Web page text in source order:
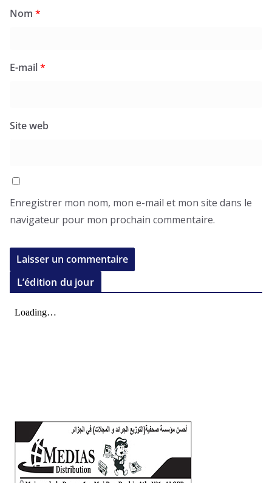
Nom *
E-mail*
Site web
Enregistrer mon nom, mon e-mail et mon site dans le
navigateur pour mon prochain commentaire.
L’édition du jour